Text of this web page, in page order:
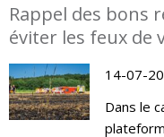
Rappel des bons
éviter les feux de
14-07-
Dans le